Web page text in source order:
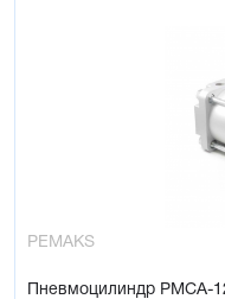
PEMAKS
Пневмоцилиндр PMCA-